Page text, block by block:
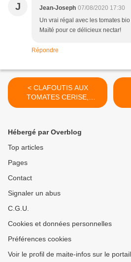
J Jean-Joseph 07/08/2020 17:30
Un vrai régal avec les tomates
Maïté pour ce délicieux nectar!
Répondre
< CLAFOUTIS AUX
TOMATES CERISE,
CHÈVRE ET BASILIC
Hébergé par Overblog
Top articles
Pages
Contact
Signaler un abus
C.G.U.
Cookies et données personnelles
Préférences cookies
Voir le profil de maite-infos sur le